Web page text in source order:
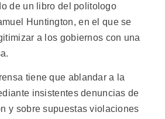
de un libro del politologo
Huntington, en el que se
a los gobiernos con una
tiene que ablandar a la
insistentes denuncias de
y sobre supuestas violaciones